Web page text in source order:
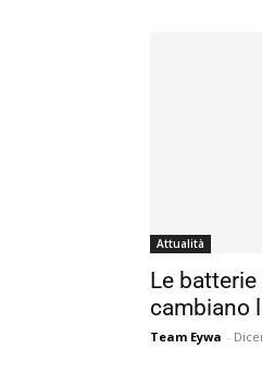
Attualità
Le
cambiano
Team Eywa -